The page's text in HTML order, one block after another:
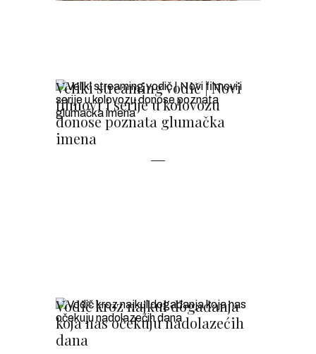
Veliki streaming vodič | Novi
filmovi i serije u kolovozu
donose poznata glumačka
imena
Vodič kroz najkul događanja
koja nas očekuju nadolazećih
dana